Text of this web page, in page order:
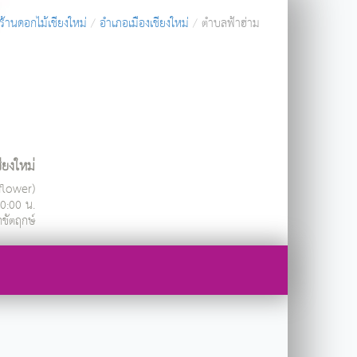
ร้านดอกไม้เชียงใหม่ อำเภอเมืองเชียงใหม่ ตำบลฟ้าฮ่าม
งใหม่
น.
ตฤกษ์